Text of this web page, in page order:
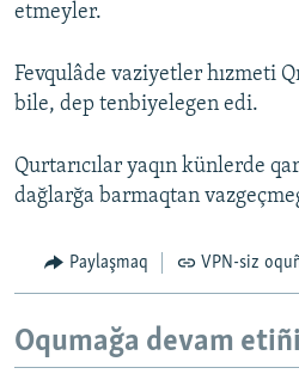
etmeyler.
Fevqulâde vaziyetler hızmeti
bile, dep tenbiyelegen edi.
Qurtarıcılar yaqın künlerde
dağlarğa barmaqtan
Paylaşmaq VPN-siz
Oqumağa devam